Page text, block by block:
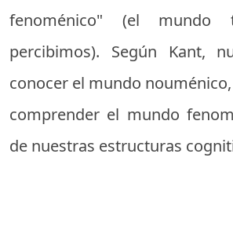
fenoménico" (el
percibimos). Según Kant,
conocer el mundo
comprender el mundo
de nuestras estructuras